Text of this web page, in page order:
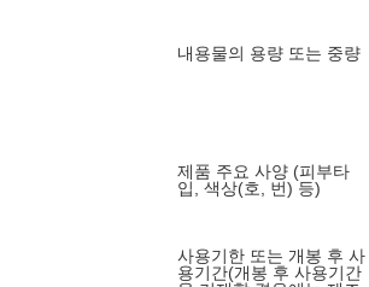
내용물의 용량 또는 중량
제품 주요 사양 (피부타
입, 색상(호, 번) 등)
사용기한 또는 개봉 후 사
용기간(개봉 후 사용기간